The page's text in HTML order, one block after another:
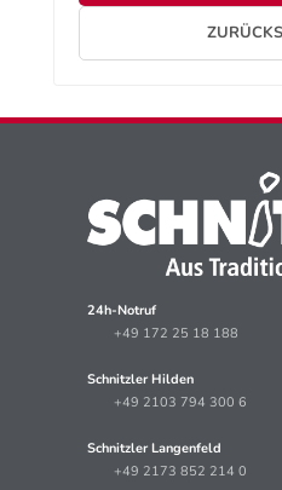
24h-Notruf
+49 172 25 18 188
Schnitzler Hilden
+49 2103 794 300 6
Schnitzler Langenfeld
+49 2173 852 214 0